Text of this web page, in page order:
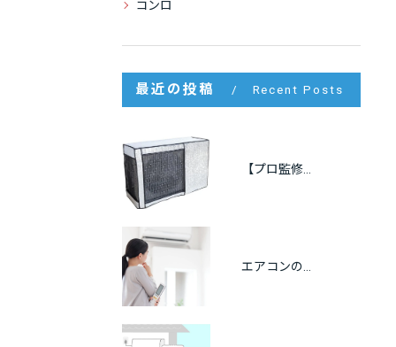
コンロ
最近の投稿 Recent Posts